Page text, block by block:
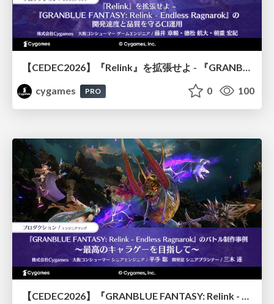
【CEDEC2026】『Relink』を拡張せよ - 『GRANBLUE FANTASY: Relink - Endless Ragnarok』の開発速度と品質を守るCI運用
cygames
PRO 0 100